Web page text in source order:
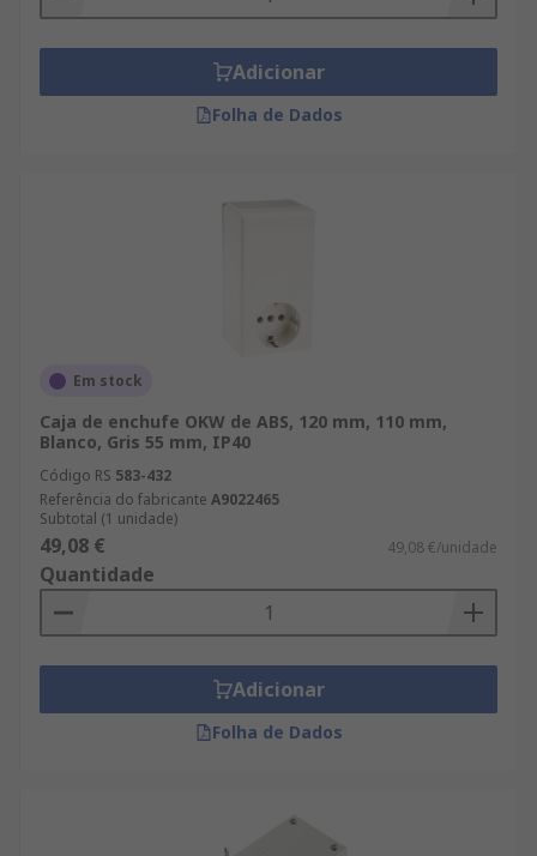
Adicionar
Folha de Dados
Em stock
Caja de enchufe OKW de ABS, 120 mm, 110 mm,
Blanco, Gris 55 mm, IP40
Código RS 583-432
Referência do fabricante A9022465
Subtotal (1 unidade)
49,08 € 49,08 €/unidade
Quantidade
Adicionar
Folha de Dados